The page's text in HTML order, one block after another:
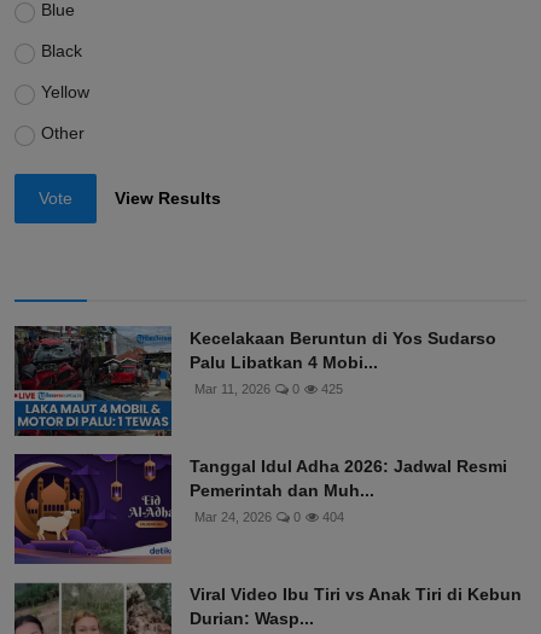
Blue
Black
Yellow
Other
Vote View Results
Kecelakaan Beruntun di Yos Sudarso
Palu Libatkan 4 Mobi...
Mar 11, 2026 0 425
Tanggal Idul Adha 2026: Jadwal Resmi
Pemerintah dan Muh...
Mar 24, 2026 0 404
Viral Video Ibu Tiri vs Anak Tiri di Kebun
Durian: Wasp...